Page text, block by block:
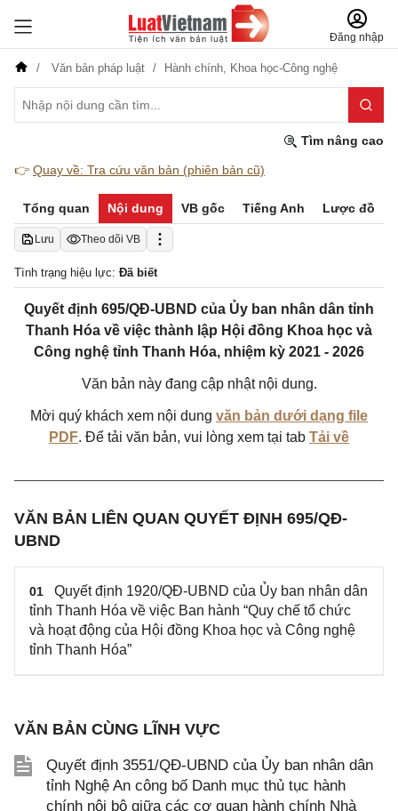
Đăng nhập
Văn bản pháp luật Hành chính, Khoa học-Công nghệ
Tìm nâng cao
👉 Quay về: Tra cứu văn bản (phiên bản cũ)
Tổng quan Nội dung VB gốc Tiếng Anh Lược đồ
Lưu Theo dõi VB
Tình trạng hiệu lực: Đã biết
Quyết định 695/QĐ-UBND của Ủy ban nhân dân tỉnh
Thanh Hóa về việc thành lập Hội đồng Khoa học và
Công nghệ tỉnh Thanh Hóa, nhiệm kỳ 2021 - 2026
Văn bản này đang cập nhật nội dung.
Mời quý khách xem nội dung văn bản dưới dạng file
PDF. Để tải văn bản, vui lòng xem tại tab Tải về
VĂN BẢN LIÊN QUAN QUYẾT ĐỊNH 695/QĐ-
UBND
01
Quyết định 1920/QĐ-UBND của Ủy ban nhân dân
tỉnh Thanh Hóa về việc Ban hành “Quy chế tổ chức
và hoạt động của Hội đồng Khoa học và Công nghệ
tỉnh Thanh Hóa”
VĂN BẢN CÙNG LĨNH VỰC
Quyết định 3551/QĐ-UBND của Ủy ban nhân dân
tỉnh Nghệ An công bố Danh mục thủ tục hành
chính nội bộ giữa các cơ quan hành chính Nhà